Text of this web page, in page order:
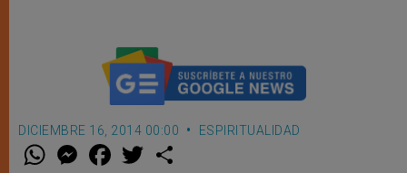
DICIEMBRE 16, 2014 00:00 ESPIRITUALIDAD
W M
e
F
a w